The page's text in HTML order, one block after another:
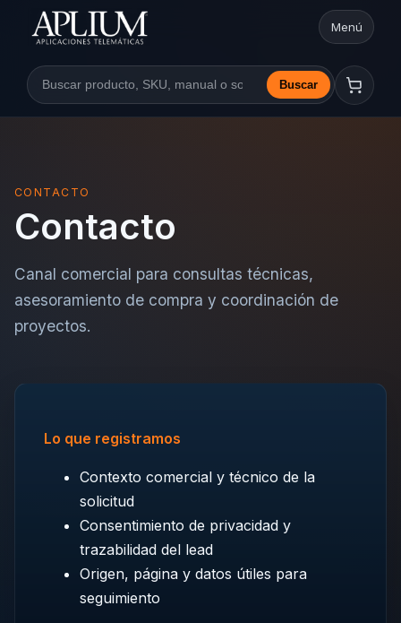
Abrir
Menú
Buscar en la web Buscar
CONTACTO
Contacto
Canal comercial para consultas técnicas,
asesoramiento de compra y coordinación de
proyectos.
Lo que registramos
Contexto comercial y técnico de la
solicitud
Consentimiento de privacidad y
trazabilidad del lead
Origen, página y datos útiles para
seguimiento